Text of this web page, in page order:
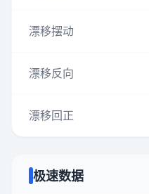
漂移摆动
漂移反向
漂移回正
极速数据